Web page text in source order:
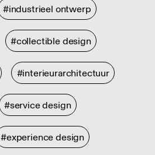
#industrieel ontwerp
#collectible design
#interieurarchitectuur
#service design
#experience design